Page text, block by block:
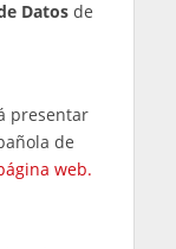
años, se
por